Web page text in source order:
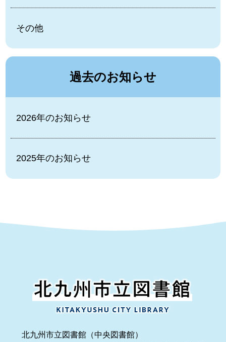
その他
過去のお知らせ
2026年のお知らせ
2025年のお知らせ
北九州市立図書館（中央図書館）